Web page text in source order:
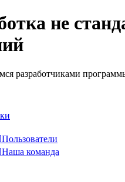
не
разработчиками
Пользователи
Наша команда